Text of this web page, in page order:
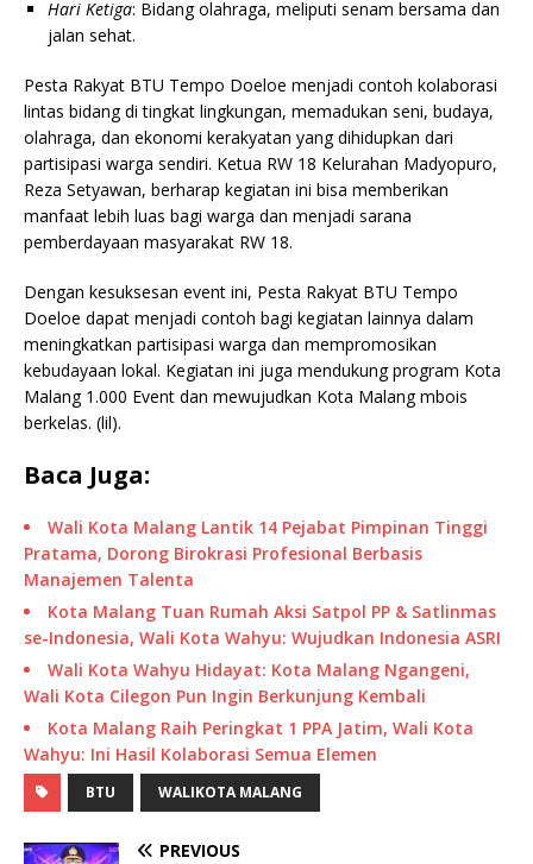
Hari Ketiga: Bidang olahraga, meliputi senam bersama dan
jalan sehat.
Pesta Rakyat BTU Tempo Doeloe menjadi contoh kolaborasi
lintas bidang di tingkat lingkungan, memadukan seni, budaya,
olahraga, dan ekonomi kerakyatan yang dihidupkan dari
partisipasi warga sendiri. Ketua RW 18 Kelurahan Madyopuro,
Reza Setyawan, berharap kegiatan ini bisa memberikan
manfaat lebih luas bagi warga dan menjadi sarana
pemberdayaan masyarakat RW 18.
Dengan kesuksesan event ini, Pesta Rakyat BTU Tempo
Doeloe dapat menjadi contoh bagi kegiatan lainnya dalam
meningkatkan partisipasi warga dan mempromosikan
kebudayaan lokal. Kegiatan ini juga mendukung program Kota
Malang 1.000 Event dan mewujudkan Kota Malang mbois
berkelas. (lil).
Baca Juga:
Wali Kota Malang Lantik 14 Pejabat Pimpinan Tinggi
Pratama, Dorong Birokrasi Profesional Berbasis
Manajemen Talenta
Kota Malang Tuan Rumah Aksi Satpol PP & Satlinmas
se-Indonesia, Wali Kota Wahyu: Wujudkan Indonesia ASRI
Wali Kota Wahyu Hidayat: Kota Malang Ngangeni,
Wali Kota Cilegon Pun Ingin Berkunjung Kembali
Kota Malang Raih Peringkat 1 PPA Jatim, Wali Kota
Wahyu: Ini Hasil Kolaborasi Semua Elemen
BTU WALIKOTA MALANG
PREVIOUS